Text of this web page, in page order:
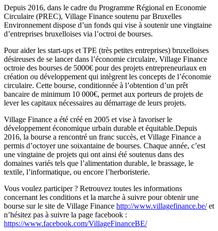
Depuis 2016, dans le cadre du Programme Régional en Economie
Circulaire (PREC), Village Finance soutenu par Bruxelles
Environnement dispose d’un fonds qui vise à soutenir une vingtaine
d’entreprises bruxelloises via l’octroi de bourses.
Pour aider les start-ups et TPE (très petites entreprises) bruxelloises
désireuses de se lancer dans l’économie circulaire, Village Finance
octroie des bourses de 5000€ pour des projets entrepreneuriaux en
création ou développement qui intègrent les concepts de l’économie
circulaire. Cette bourse, conditionnée à l’obtention d’un prêt
bancaire de minimum 10 000€, permet aux porteurs de projets de
lever les capitaux nécessaires au démarrage de leurs projets.
Village Finance a été créé en 2005 et vise à favoriser le
développement économique urbain durable et équitable.Depuis
2016, la bourse a rencontré un franc succès, et Village Finance a
permis d’octoyer une soixantaine de bourses. Chaque année, c’est
une vingtaine de projets qui ont ainsi été soutenus dans des
domaines variés tels que l’alimentation durable, le brassage, le
textile, l’informatique, ou encore l’herboristerie.
Vous voulez participer ? Retrouvez toutes les informations
concernant les conditions et la marche à suivre pour obtenir une
bourse sur le site de Village Finance http://www.villagefinance.be/et
n’hésitez pas à suivre la page facebook :
https://www.facebook.com/VillageFinanceBE/